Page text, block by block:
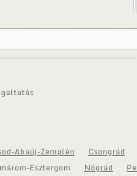
Abaúj-Zemplén
Csongrád
Esztergom Nógrád